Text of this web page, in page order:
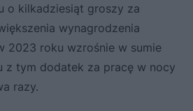
o kilkadziesiąt groszy za
wynagrodzenia
2023 roku wzrośnie w sumie
z tym dodatek za pracę w nocy
razy.